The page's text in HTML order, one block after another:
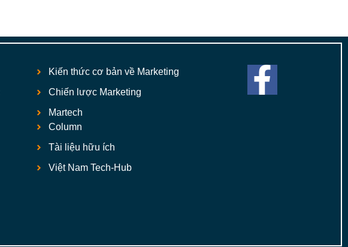
Kiến thức cơ bản về Marketing
Chiến lược Marketing
Martech
Column
Tài liệu hữu ích
Việt Nam Tech-Hub